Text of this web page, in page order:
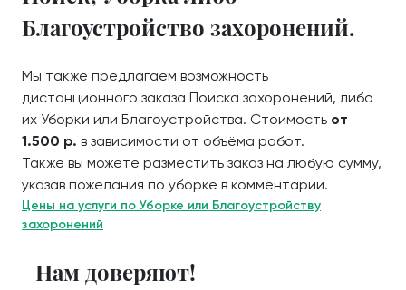
Благоустройство захоронений.
Мы также предлагаем возможность
дистанционного заказа Поиска захоронений, либо
их Уборки или Благоустройства. Стоимость от
1.500 р. в зависимости от объёма работ.
Также вы можете разместить заказ на любую сумму,
указав пожелания по уборке в комментарии.
Цены на услуги по Уборке или Благоустройству
захоронений
Нам доверяют!